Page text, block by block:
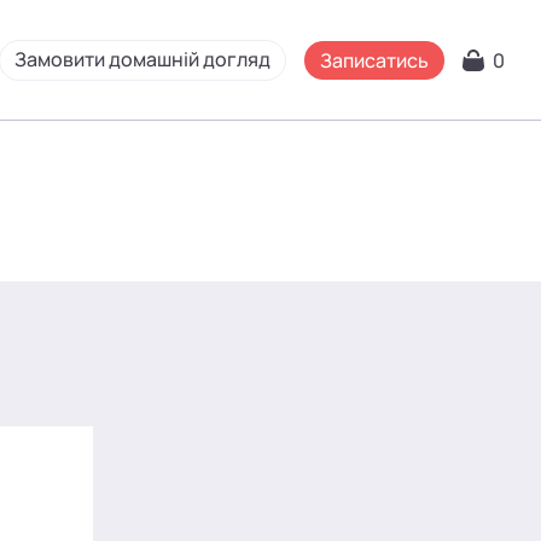
Замовити домашній догляд Записатись 0